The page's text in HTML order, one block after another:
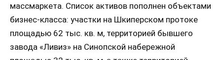
массмаркета. Список активов пополнен объектами
бизнес-класса: участки на Шкиперском протоке
площадью 62 тыс. кв. м, территорией бывшего
завода «Ливиз» на Синопской набережной